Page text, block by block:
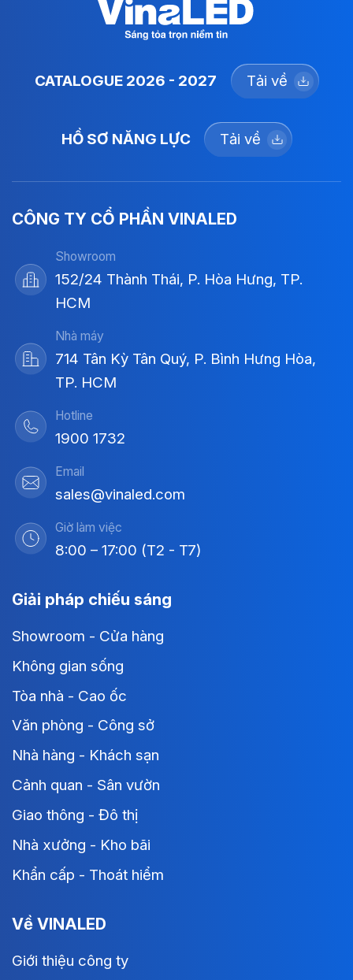
CATALOGUE 2026 - 2027 Tải về
HỒ SƠ NĂNG LỰC Tải về
CÔNG TY CỔ PHẦN VINALED
Showroom
152/24 Thành Thái, P. Hòa Hưng, TP.
HCM
Nhà máy
714 Tân Kỳ Tân Quý, P. Bình Hưng Hòa,
TP. HCM
Hotline
1900 1732
Email
sales@vinaled.com
Giờ làm việc
8:00 – 17:00 (T2 - T7)
Giải pháp chiếu sáng
Showroom - Cửa hàng
Không gian sống
Tòa nhà - Cao ốc
Văn phòng - Công sở
Nhà hàng - Khách sạn
Cảnh quan - Sân vườn
Giao thông - Đô thị
Nhà xưởng - Kho bãi
Khẩn cấp - Thoát hiểm
Về VINALED
Giới thiệu công ty